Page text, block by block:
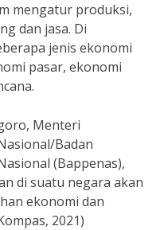
mengatur produksi,
dan jasa. Di
jenis ekonomi
pasar, ekonomi
Menteri
Badan
(Bappenas),
di suatu negara akan
ekonomi dan
2021)